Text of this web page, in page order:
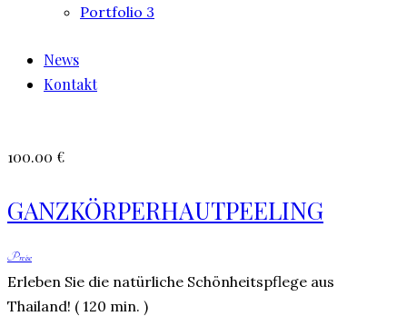
Portfolio 3
News
Kontakt
100.00 €
GANZKÖRPERHAUTPEELING
Preise
Erleben Sie die natürliche Schönheitspflege aus
Thailand! ( 120 min. )